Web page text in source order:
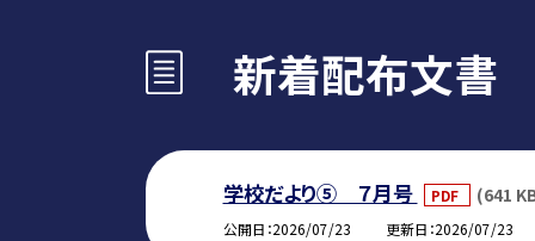
新着配布文書
学校だより⑤ ７月号 PDF (641
公開日 2026/07/23 更新日 2026/07/23